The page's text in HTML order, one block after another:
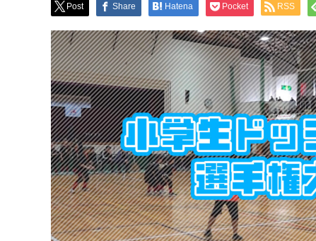
Post Share Hatena Pocket RSS